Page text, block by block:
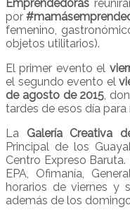
Emprendedoras
por
femenino,
objetos utilitarios).
El primer evento el
el segundo evento el
de agosto de 2015,
tardes de esos día para
La Galería Creativa
Principal de los
Centro Expreso
EPA, Ofimanía,
horarios de viernes y
además de los